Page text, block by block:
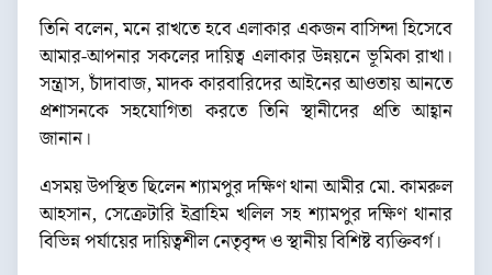
তিনি বলেন, মনে রাখতে হবে এলাকার একজন বাসিন্দা হিসেবে
আমার-আপনার সকলের দায়িত্ব এলাকার উন্নয়নে ভূমিকা রাখা।
সন্ত্রাস, চাঁদাবাজ, মাদক কারবারিদের আইনের আওতায় আনতে
প্রশাসনকে সহযোগিতা করতে তিনি স্থানীদের প্রতি আহ্বান
জানান।
এসময় উপস্থিত ছিলেন শ্যামপুর দক্ষিণ থানা আমীর মো. কামরুল
আহসান, সেক্রেটারি ইব্রাহিম খলিল সহ শ্যামপুর দক্ষিণ থানার
বিভিন্ন পর্যায়ের দায়িত্বশীল নেতৃবৃন্দ ও স্থানীয় বিশিষ্ট ব্যক্তিবর্গ।